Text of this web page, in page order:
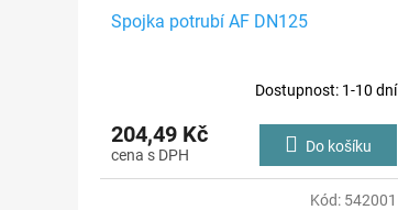
Spojka potrubí AF DN125
Dostupnost: 1-10 dní
204,49 Kč Do košíku
Kód: 542001